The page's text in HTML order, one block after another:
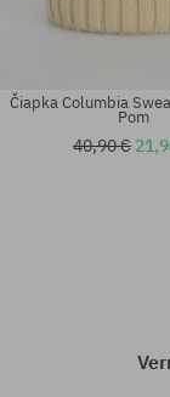
Čiapka Columbia
Pom
40,90 €